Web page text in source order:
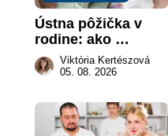
Ústna pôžička v
rodine: ako
vymôcť peniaze,
keď na papieri nie
Viktória Kertészová
05. 08. 2026